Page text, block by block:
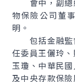
會中，副總
物保險公司董
明。
包括金融監
任委員王儷玲
玉瓊、中華民
及中央存款保